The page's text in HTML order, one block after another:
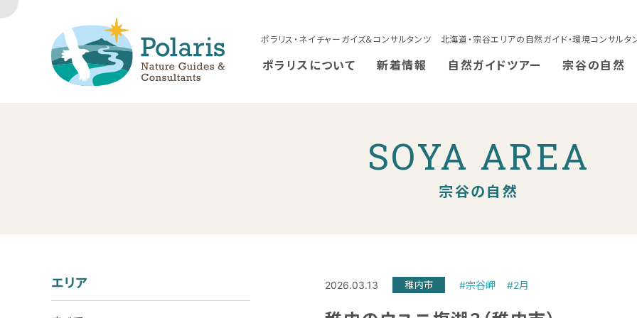
ポラリス・ネイチャーガイズ＆コンサルタンツ 北海道・宗谷エリアの自然ガイド・環境コンサルタ
ポラリスについて 新着情報 自然ガイドツアー 宗谷の自然
SOYA AREA
宗谷の自然
2026.03.13 稚内市 #宗谷岬 #2月
エリア